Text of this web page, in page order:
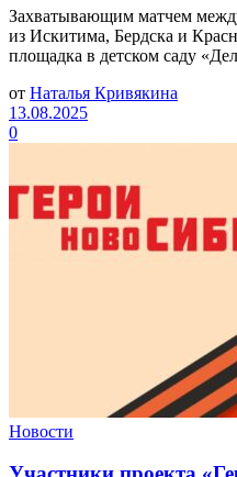
Захватывающим матчем
из Искитима, Бердска и
площадка в детском саду
от Наталья Кривякина
13.08.2025
0
Новости